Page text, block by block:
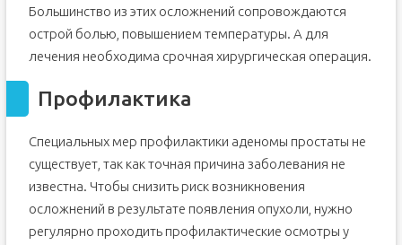
Большинство из этих осложнений сопровождаются
острой болью, повышением температуры. А для
лечения необходима срочная хирургическая операция.
Профилактика
Специальных мер профилактики аденомы простаты не
существует, так как точная причина заболевания не
известна. Чтобы снизить риск возникновения
осложнений в результате появления опухоли, нужно
регулярно проходить профилактические осмотры у